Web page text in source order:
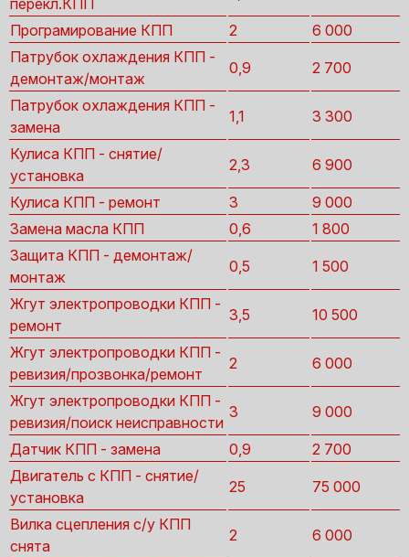
перекл.КПП
Програмирование КПП 2
6 000
Патрубок охлаждения КПП -
демонтаж/монтаж
0,9 2 700
Патрубок охлаждения КПП -
замена
1,1 3 300
Кулиса КПП - снятие/
установка
2,3 6 900
Кулиса КПП - ремонт 3
9 000
Замена масла КПП
0,6
1 800
Защита КПП - демонтаж/
монтаж
0,5 1 500
Жгут электропроводки КПП -
ремонт
3,5 10 500
Жгут электропроводки КПП -
ревизия/прозвонка/ремонт
2 6 000
Жгут электропроводки КПП -
ревизия/поиск неисправности
3 9 000
Датчик КПП - замена 0,9
2 700
Двигатель с КПП - снятие/
установка
25 75 000
Вилка сцепления с/у КПП
снята
2 6 000